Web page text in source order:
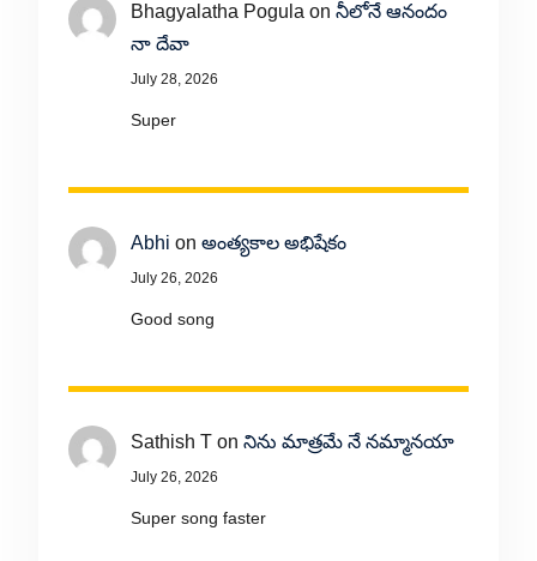
Bhagyalatha Pogula on నీలోనే ఆనందం
నా దేవా
July 28, 2026
Super
Abhi on అంత్యకాల అభిషేకం
July 26, 2026
Good song
Sathish Ton నిను మాత్రమే నే నమ్మానయా
July 26, 2026
Super song faster